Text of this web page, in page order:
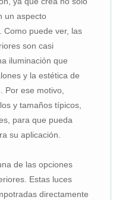
un aspecto
Como puede ver, las
son casi
iluminación que
y la estética de
Por ese motivo,
y tamaños típicos,
para que pueda
su aplicación.
de las opciones
Estas luces
directamente